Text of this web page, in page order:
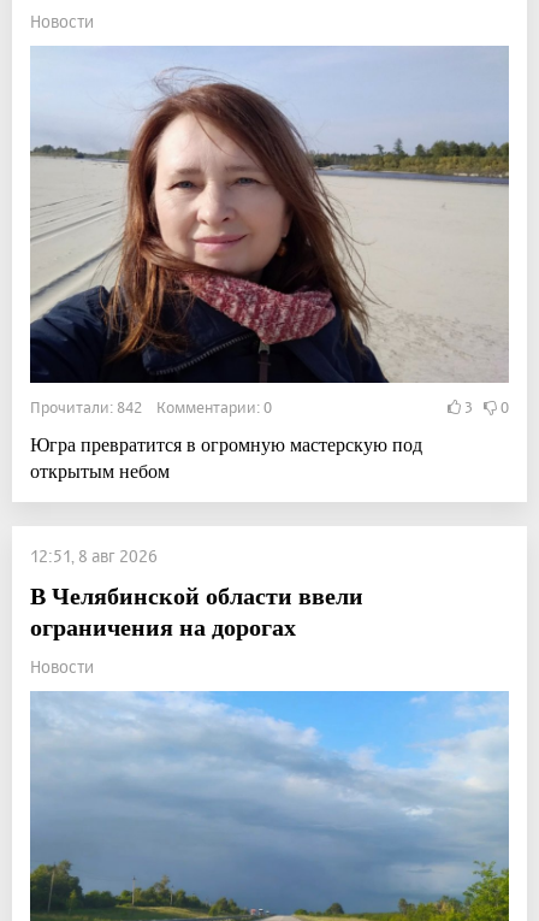
Новости
Прочитали: 842 Комментарии: 0 3 0
Югра превратится в огромную мастерскую под
открытым небом
12:51, 8 авг 2026
В Челябинской области ввели
ограничения на дорогах
Новости